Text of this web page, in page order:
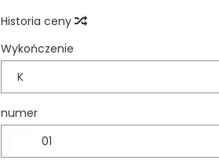
Historia ceny
Wykończenie
K
numer
01